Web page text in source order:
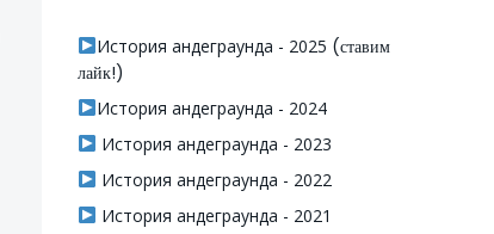
История андеграунда - 2025 (ставим
лайк!)
История андеграунда - 2024
История андеграунда - 2023
История андеграунда - 2022
История андеграунда - 2021